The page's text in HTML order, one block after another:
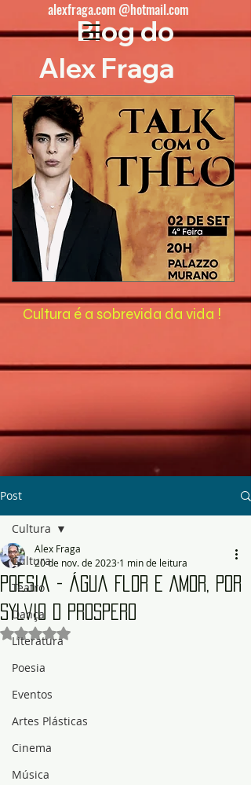
Cultura é a sobrevida da vida !
Blog do
Alex Fraga
alexfraga.com @hotmail.com
Post
Cultura
Teatro
Dança
Literatura
Poesia
Eventos
Artes Plásticas
Cinema
Música
Cultura
Poesia - Água Flor e Amor, por
Sylvio D Prospero
Alex Fraga
20 de nov. de 2023 1 min de leitura
Avaliado com NaN de 5 estrelas.